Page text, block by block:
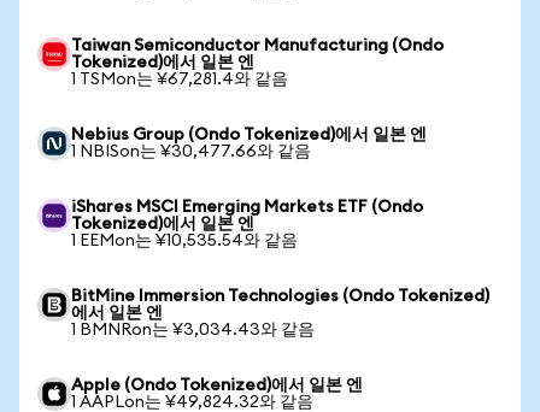
Taiwan Semiconductor Manufacturing (Ondo
Tokenized)에서 일본 엔
1 TSMon는 ¥67,281.4와 같음
Nebius Group (Ondo Tokenized)에서 일본 엔
1 NBISon는 ¥30,477.66와 같음
iShares MSCI Emerging Markets ETF (Ondo
Tokenized)에서 일본 엔
1 EEMon는 ¥10,535.54와 같음
BitMine Immersion Technologies (Ondo Tokenized)
에서 일본 엔
1 BMNRon는 ¥3,034.43와 같음
Apple (Ondo Tokenized)에서 일본 엔
1 AAPLon는 ¥49,824.32와 같음